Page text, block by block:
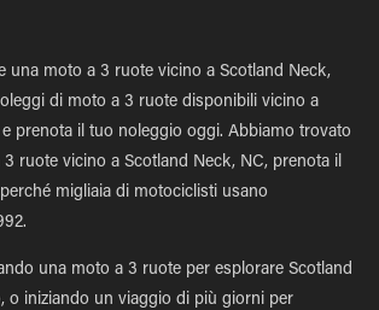
una moto a 3 ruote vicino a Scotland Neck,
di moto a 3 ruote disponibili vicino a
prenota il tuo noleggio oggi. Abbiamo trovato
ruote vicino a Scotland Neck, NC, prenota il
migliaia di motociclisti usano
una moto a 3 ruote per esplorare Scotland
o iniziando un viaggio di più giorni per